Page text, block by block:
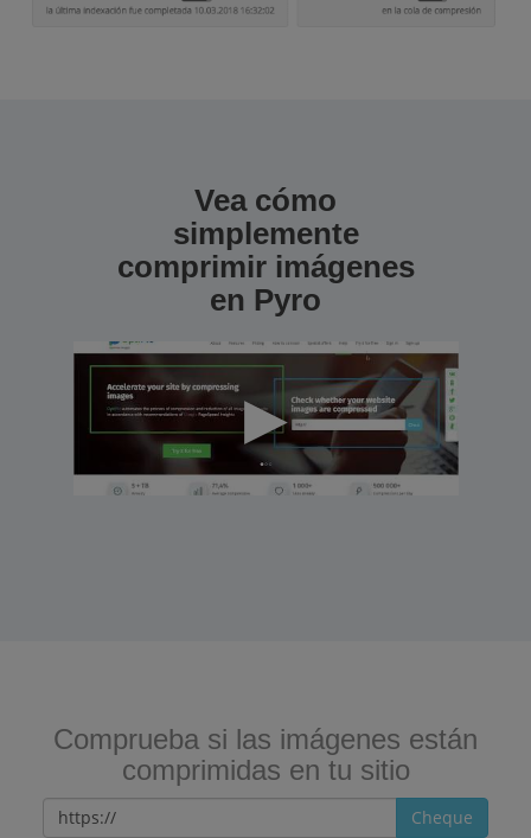
Vea cómo
simplemente
comprimir imágenes
en Pyro
Comprueba si las imágenes están
comprimidas en tu sitio
Cheque